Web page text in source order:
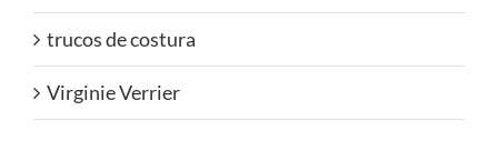
trucos de costura
Virginie Verrier